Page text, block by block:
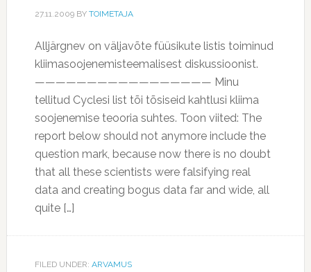
27.11.2009BY TOIMETAJA
Alljärgnev on väljavõte füüsikute listis toiminud
kliimasoojenemisteemalisest diskussioonist.
————————————————— Minu
tellitud Cyclesi list tõi tõsiseid kahtlusi kliima
soojenemise teooria suhtes. Toon viited: The
report below should not anymore include the
question mark, because now there is no doubt
that all these scientists were falsifying real
data and creating bogus data far and wide, all
quite […]
FILED UNDER: ARVAMUS